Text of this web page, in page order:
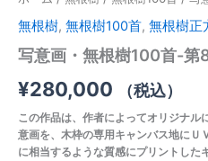
無根樹, 無根樹100首, 無根樹正
写意画・無根樹100首-
¥280,000 （税込）
この作品は、作者によってオリジナル
意画を、木枠の専用キャンバス地にＵ
に相当するような質感にプリントした